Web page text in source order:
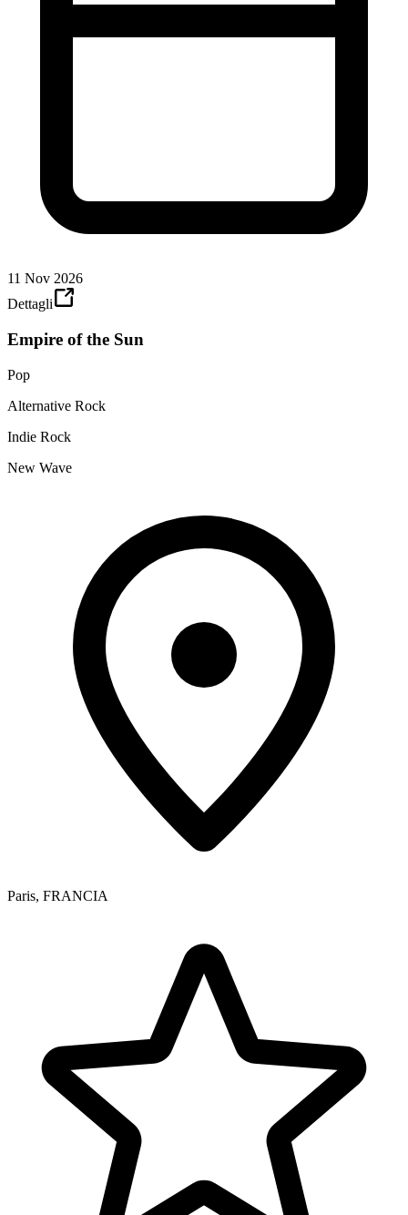
11 Nov 2026
Dettagli
Empire of the Sun
Pop
Alternative Rock
Indie Rock
New Wave
Paris, FRANCIA